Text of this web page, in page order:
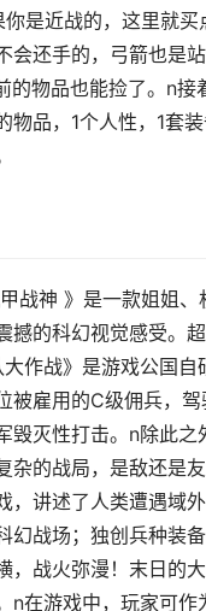
是近战的，这里就
会还手的，弓箭也是
的物品也能捡了。n
物品，1个人性，1套
战神 》是一款姐姐
撼的科幻视觉感受。
作战》是游戏公国
被雇用的C级佣兵，
毁灭性打击。n除此
杂的战局，是敌还是
，讲述了人类遭遇域
幻战场；独创兵种装
，战火弥漫！末日的
n在游戏中，玩家可